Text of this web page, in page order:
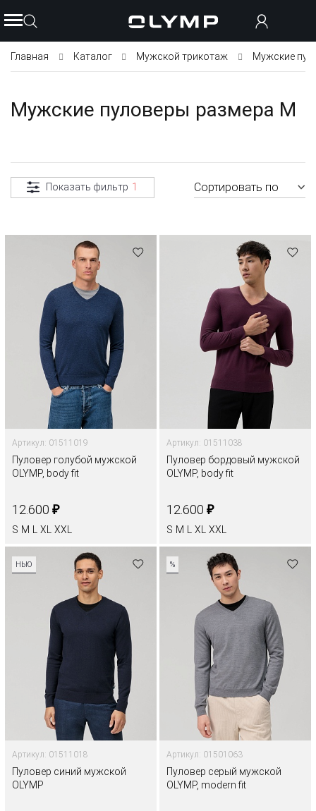
Главная Каталог Мужской трикотаж Мужские
Мужские пуловеры размера M
Показать фильтр 1 Сортировать по
Артикул: 01511019
Пуловер голубой мужской
OLYMP, body fit
12.600 ₽
S M XL XXL
Артикул: 01511038
Пуловер бордовый мужской
OLYMP, body fit
12.600 ₽
S M XL XXL
НЬЮ
Артикул: 01511018
Пуловер синий мужской
OLYMP
%
Артикул: 01501063
Пуловер серый мужской
OLYMP, modern fit